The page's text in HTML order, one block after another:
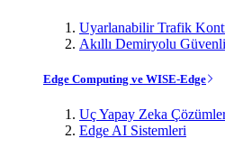
Uyarlanabilir Trafik
Akıllı Demiryolu
Edge Computing ve WISE-Edge
Uç Yapay Zeka
Edge AI Sistemleri